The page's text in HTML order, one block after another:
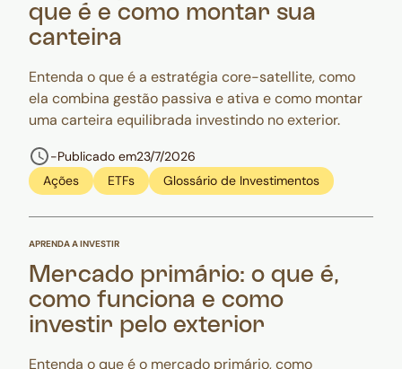
que é e como montar sua
carteira
Entenda o que é a estratégia core-satellite, como
ela combina gestão passiva e ativa e como montar
uma carteira equilibrada investindo no exterior.
-Publicado em23/7/2026
Ações
ETFs Glossário de Investimentos
APRENDA A INVESTIR
Mercado primário: o que é,
como funciona e como
investir pelo exterior
Entenda o que é o mercado primário, como